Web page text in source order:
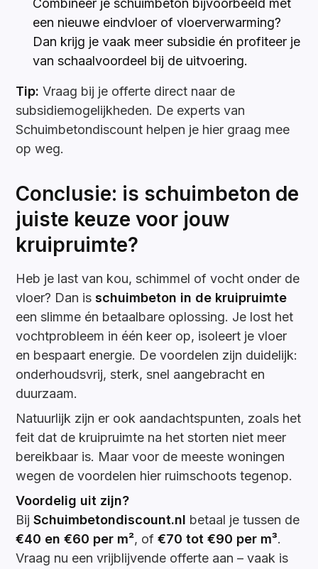
Combineer je schuimbeton bijvoorbeeld met
een nieuwe eindvloer of vloerverwarming?
Dan krijg je vaak meer subsidie én profiteer je
van schaalvoordeel bij de uitvoering.
Tip: Vraag bij je offerte direct naar de
subsidiemogelijkheden. De experts van
Schuimbetondiscount helpen je hier graag mee
op weg.
Conclusie: is schuimbeton de
juiste keuze voor jouw
kruipruimte?
Heb je last van kou, schimmel of vocht onder de
vloer? Dan isschuimbeton in de kruipruimte
een slimme én betaalbare oplossing. Je lost het
vochtprobleem in één keer op, isoleert je vloer
en bespaart energie. De voordelen zijn duidelijk:
onderhoudsvrij, sterk, snel aangebracht en
duurzaam.
Natuurlijk zijn er ook aandachtspunten, zoals het
feit dat de kruipruimte na het storten niet meer
bereikbaar is. Maar voor de meeste woningen
wegen de voordelen hier ruimschoots tegenop.
Voordelig uit zijn?
BijSchuimbetondiscount.nl betaal je tussen de
€40 en €60 per m², of€70 tot €90 per m³.
Vraag nu een vrijblijvende offerte aan – vaak is